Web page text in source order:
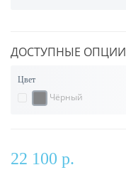
ДОСТУПНЫЕ ОПЦИИ
Цвет
Чёрный
22 100 р.